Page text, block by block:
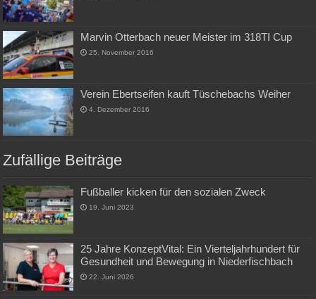
Marvin Otterbach neuer Meister im 318TI Cup
25. November 2016
Verein Ebertseifen kauft Tüschebachs Weiher
4. Dezember 2016
Zufällige Beiträge
Fußballer kicken für den sozialen Zweck
19. Juni 2023
25 Jahre KonzeptVital: Ein Vierteljahrhundert für
Gesundheit und Bewegung in Niederfischbach
22. Juni 2026